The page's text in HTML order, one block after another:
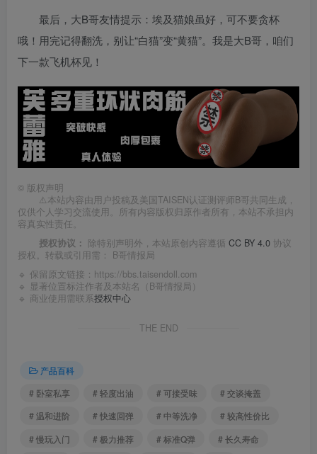
最后，大B哥友情提示：埃及猫娘虽好，可不要贪杯
哦！用完记得翻洗，别让“白猫”变“黄猫”。我是大B哥，咱们
下一款飞机杯见！
© 版权声明
⚠️本站内容由用户投稿及美国TAISEN认证测评师B哥共同生成，
仅供个人学习交流使用。所有内容版权归原作者所有，本站不承担内
容真实性责任。
授权协议： 除特别声明外，本站原创内容遵循 CC BY 4.0 协议
授权。转载或引用需： B哥情报局
🔹 保留原文链接： https://bbs.taisendoll.com
🔹 显著位置标注作者及本站名（B哥情报局）
🔹 商业使用需联系授权中心
THE END
产品百科
# 卧室私享
# 轻度出油 # 可接受味
# 交谈掩盖
# 温和进阶
# 快速回弹 # 中等洗净
# 较高性价比
# 慢玩入门
# 极力推荐 # 标准Q弹
# 长久寿命